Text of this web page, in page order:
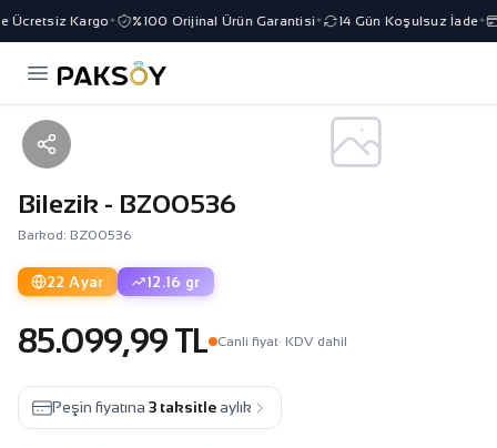
Ücretsiz Kargo✦ %100 Orijinal Ürün Garantisi✦ 14 Gün Koşulsuz İade✦
Bilezik - BZ00536
Barkod: BZ00536
22 Ayar 12.16 gr
85.099,99 TL Canli fiyat· KDV dahil
Peşin fiyatına 3 taksitle aylık